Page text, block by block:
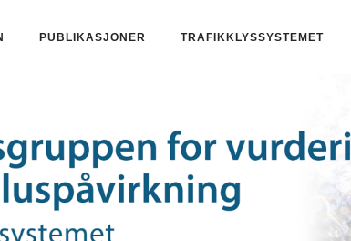
PUBLIKASJONER TRAFIKKLYSSYSTEMET